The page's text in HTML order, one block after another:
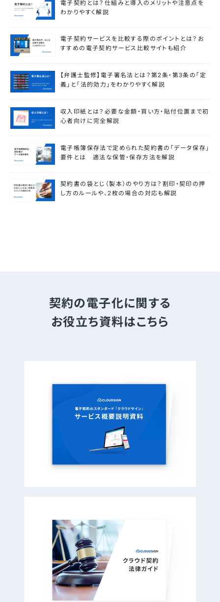
電子契約とは？仕組みと導入のメリットや注意点を
わかりやすく解説
電子契約サービスを比較する際のポイントとは？お
すすめの電子契約サービス比較サイトも紹介
【弁護士監修】電子署名法とは？第2条・第3条の「定
義」と「法的効力」をわかりやすく解説
収入印紙とは？必要な金額・買い方・貼付位置まで初
心者向けに完全解説
電子帳簿保存法で定められた契約書の「データ保存」
要件とは 適法な保管・保存方法を解説
契約書の袋とじ（製本）のやり方は？割印・契印の押
し方のルールや、2枚の場合の対応も解説
契約の電子化に関する
お役立ち資料はこちら